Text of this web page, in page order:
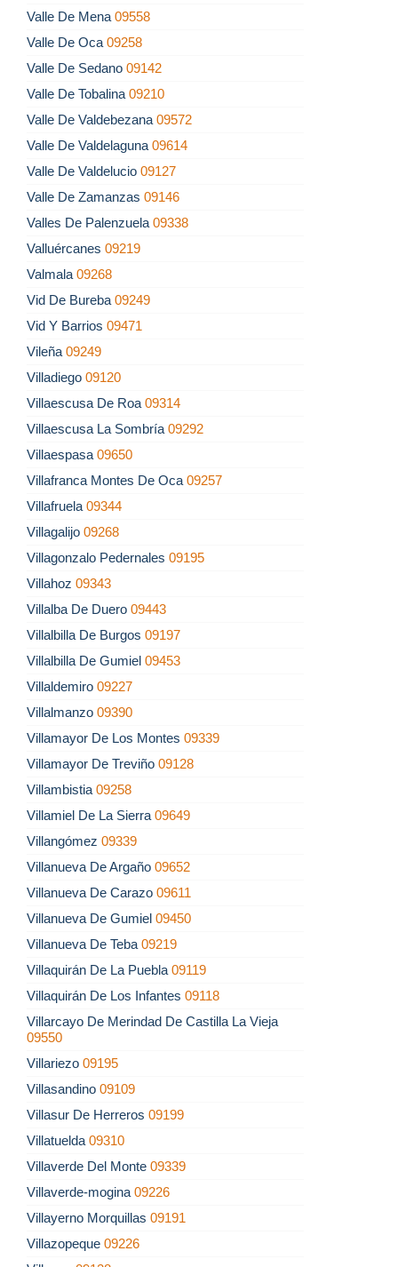
Valle De Mena 09558
Valle De Oca 09258
Valle De Sedano 09142
Valle De Tobalina 09210
Valle De Valdebezana 09572
Valle De Valdelaguna 09614
Valle De Valdelucio 09127
Valle De Zamanzas 09146
Valles De Palenzuela 09338
Valluércanes 09219
Valmala 09268
Vid De Bureba 09249
Vid Y Barrios 09471
Vileña 09249
Villadiego 09120
Villaescusa De Roa 09314
Villaescusa La Sombría 09292
Villaespasa 09650
Villafranca Montes De Oca 09257
Villafruela 09344
Villagalijo 09268
Villagonzalo Pedernales 09195
Villahoz 09343
Villalba De Duero 09443
Villalbilla De Burgos 09197
Villalbilla De Gumiel 09453
Villaldemiro 09227
Villalmanzo 09390
Villamayor De Los Montes 09339
Villamayor De Treviño 09128
Villambistia 09258
Villamiel De La Sierra 09649
Villangómez 09339
Villanueva De Argaño 09652
Villanueva De Carazo 09611
Villanueva De Gumiel 09450
Villanueva De Teba 09219
Villaquirán De La Puebla 09119
Villaquirán De Los Infantes 09118
Villarcayo De Merindad De Castilla La Vieja
09550
Villariezo 09195
Villasandino 09109
Villasur De Herreros 09199
Villatuelda 09310
Villaverde Del Monte 09339
Villaverde-mogina 09226
Villayerno Morquillas 09191
Villazopeque 09226